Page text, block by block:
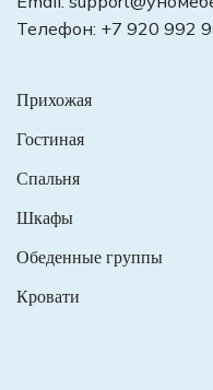
Телефон: +7 920 992
Прихожая
Гостиная
Спальня
Шкафы
Обеденные группы
Кровати